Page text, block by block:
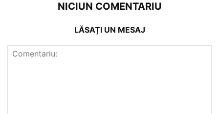
NICIUN COMENTARIU
LĂSAȚI UN MESAJ